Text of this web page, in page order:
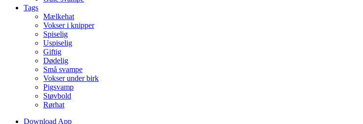
Tags
Mælkehat
Vokser i knipper
Spiselig
Uspiselig
Giftig
Dødelig
Små svampe
Vokser under birk
Pigsvamp
Støvbold
Rørhat
Download App